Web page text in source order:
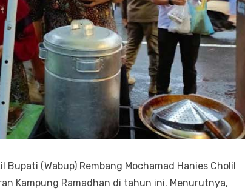
Bupati (Wabup) Rembang Mochamad Hanies Cholil
Kampung Ramadhan di tahun ini. Menurutnya,